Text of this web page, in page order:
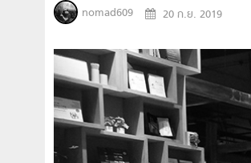
nomad609 20 ก.ย. 2019